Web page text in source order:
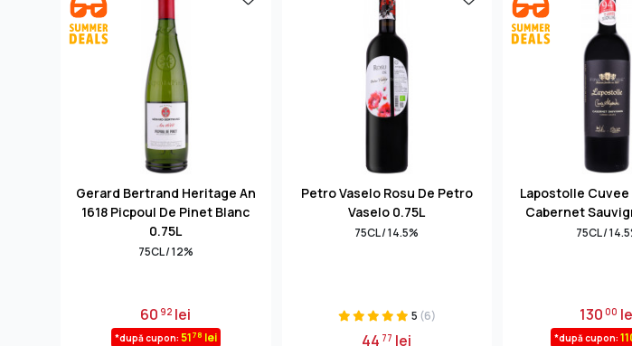
Gerard Bertrand Heritage An
1618 Picpoul De Pinet Blanc
0.75L
75CL / 12%
6092 lei
*după cupon: 5178 lei
Petro Vaselo Rosu De Petro
Vaselo 0.75L
75CL / 14.5%
5 (6)
4477 lei
Lapostolle
Cabernet
75CL /
13000
*după cupon: